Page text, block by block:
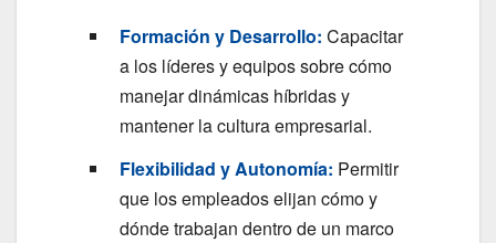
Formación y Desarrollo: Capacitar
a los líderes y equipos sobre cómo
manejar dinámicas híbridas y
mantener la cultura empresarial.
Flexibilidad y Autonomía: Permitir
que los empleados elijan cómo y
dónde trabajan dentro de un marco